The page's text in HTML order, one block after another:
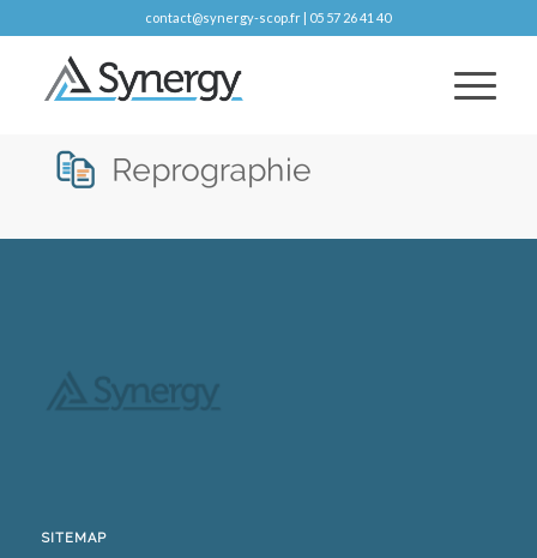
contact@synergy-scop.fr | 05 57 26 41 40
SITEMAP